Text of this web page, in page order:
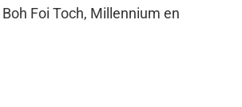
Foi Toch, Millennium en